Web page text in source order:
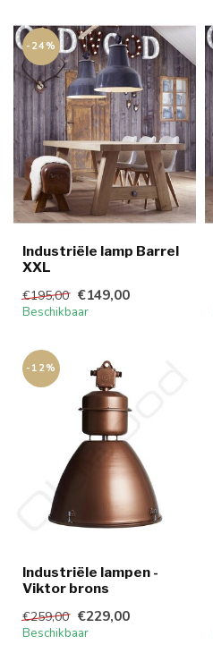
-24%
Industriële lamp Barrel
XXL
€195,00 €149,00
Beschikbaar
-12%
Industriële lampen -
Viktor brons
€259,00 €229,00
Beschikbaar